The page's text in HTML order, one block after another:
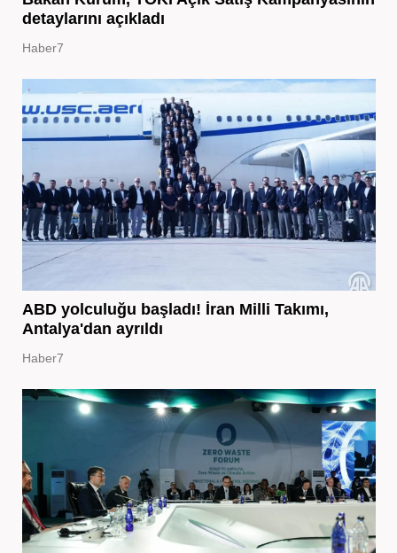
detaylarını açıkladı
Haber7
ABD yolculuğu başladı! İran Milli Takımı,
Antalya'dan ayrıldı
Haber7